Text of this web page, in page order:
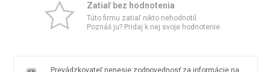
Zatiaľ bez hodnotenia
Túto firmu zatiaľ nikto nehodnotil.
Poznáš ju? Pridaj k nej svoje hodnotenie.
Prevádzkovateľ nenesie zodpovednosť za informácie na